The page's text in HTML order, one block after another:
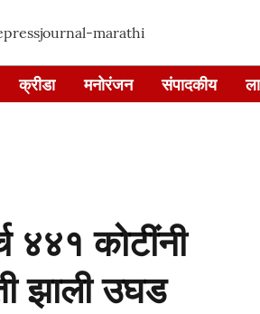
क्रीडा मनोरंजन संपादकीय
४४१ कोटींनी
झाली उघड